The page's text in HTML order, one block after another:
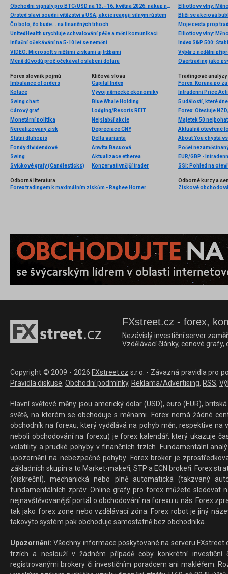
Obchodní signály pro BTC/USD na 13.–16. května 2026: nákup nad 81 250 USD (21 SMA – 6/8 Murray)
Orsted slaví soudní vítězství v USA, akcie reagují silným růstem
Čo bolo, čo bude... na finančných trhoch
UnitedHealth urychluje schvalování péče a mění komunikaci
Inflační očekávání na 5-10 let se nemění
VIDEO: Microsoft s nižšími ziskami aj tržbami
Méně důvodů proč očekávat oslabení dolaru
Elliottovy vlny:
Výběr z nedělní
Forex slovník pojmů
Imbalance of orders
Kotace
Swing chart
Čárový graf
Monetární politika
Nerealizovaný zisk
Státní dluhopis
Fondy dividendové
Swing
Svíčkové grafy (Candlesticks)
Klíčová slova
Capital Index
Vývoj německé ekonomiky
Blue Whale Holding
Lodging/Resorts REIT
Nejslabší akcie
Depreciace CNY
Delta varianta
Anwita Basuová
Aktualizace etherea
Konzervativnější trader
Tradingové analýzy
Intradenní Price
5 událostí, které
Forex: Otestuje
Majetek 50
Aktuálně otevřené
EUR/GBP -
SSI: Pohled na
Odborná literatura
Forex tradingem k maximálním ziskům - Raghee Horner
Odborné kurzy a
FXstreet.cz - forex,
Nezávislý investiční server
Vzdělávací články, cenové
Copyright © 2009 - 2026FXstreet.cz s.r.o. - Závazná pravidla pro
Pravidla diskuse, Obchodní podmínky, Reklama/Advertising, RSS,
Hlavní světové měny jsou americký dolar (USD), euro (EUR),
světě, na kterém se obchoduje s měnami. Forex nemá žádné
obchodník na forexu, který vydělává na pohyb měn, respektive
neboli obchodování na forexu) je forex kalendář, který ukazuje
volatility a prudké pohyby v finančních trzích. Fundamentální
upozornění na nebezpečné pohyby. Forex broker je
základních skupin a to Market-makeři, STP a ECN brokeři. Forex
(diskreční), mechanická nebo plně automatická (takzvaný
fundamentálních zpráv. Online grafy pro forex můžete sledovat
nejnavštěvovanější portál o obchodování na forexu u nás. Forex
tak jako forex zone nebo vzdělávací zóna. Forex robot je jiný
takovýto systém pak obchoduje samostatně bez obchodníka.
Upozornění: Všechny informace poskytované na serveru
trzích a neslouží v žádném případě coby konkrétní investiční
registrovanými brokery či investičním poradcem ani makléřem.